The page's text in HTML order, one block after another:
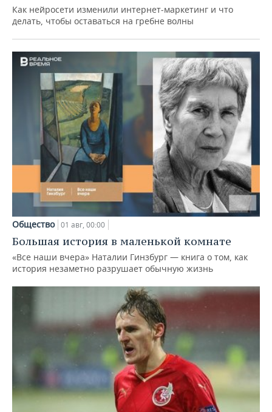
Как нейросети изменили интернет-маркетинг и что
делать, чтобы оставаться на гребне волны
Общество 01 авг, 00:00
Большая история в маленькой комнате
«Все наши вчера» Наталии Гинзбург — книга о том, как
история незаметно разрушает обычную жизнь